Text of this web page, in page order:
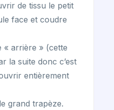
de tissu le petit
face et coudre
« arrière » (cette
la suite donc c’est
entièrement
grand trapèze.